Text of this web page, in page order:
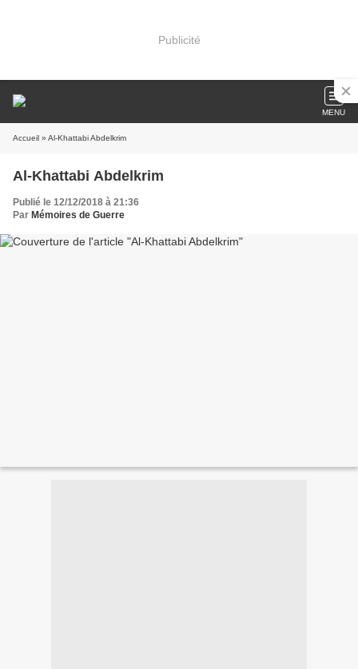
Publicité
MENU
Accueil » Al-Khattabi Abdelkrim
Al-Khattabi Abdelkrim
Publié le 12/12/2018 à 21:36
Par Mémoires de Guerre